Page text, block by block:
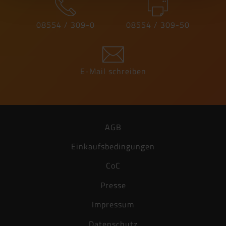
Technisches Datenblatt
Herstellererklärung
08554 / 309-0 08554 / 309-50
E-Mail schreiben
AGB
Einkaufsbedingungen
CoC
Presse
Impressum